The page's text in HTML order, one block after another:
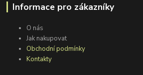
Informace pro zákazníky
O nás
Jak nakupovat
Obchodní podmínky
Kontakty